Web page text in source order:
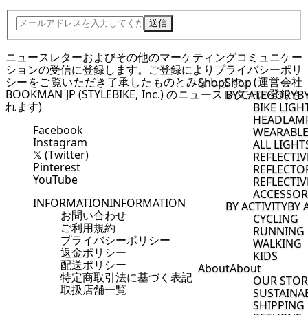
ShopShop
BY CATEGORY
BIKE
ALL
BY ACTIVITYBY
CYCLING
RUNNING
WALKING
KIDS
AboutAbout
OUR
SHIPPING
送信
ニュースレターおよびその他のマーケティングコミュニケー
ションの受信に登録します。ご登録により プライバシーポリ
シーをご覧いただき了承したものとみなします。(運営会社
BOOKMAN JP (STYLEBIKE, Inc.) のニュースレターに登録さ
れます)
Facebook
Instagram
𝕏 (Twitter)
Pinterest
YouTube
INFORMATIONINFORMATION
お問い合わせ
ご利用規約
プライバシーポリシー
返金ポリシー
配送ポリシー
特定商取引法に基づく表記
取扱店舗一覧